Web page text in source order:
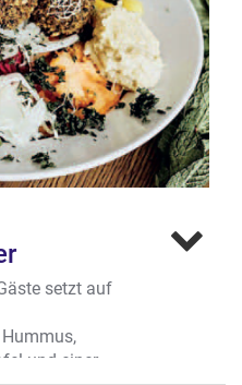
Mehr erfahren
setzt auf
und einer